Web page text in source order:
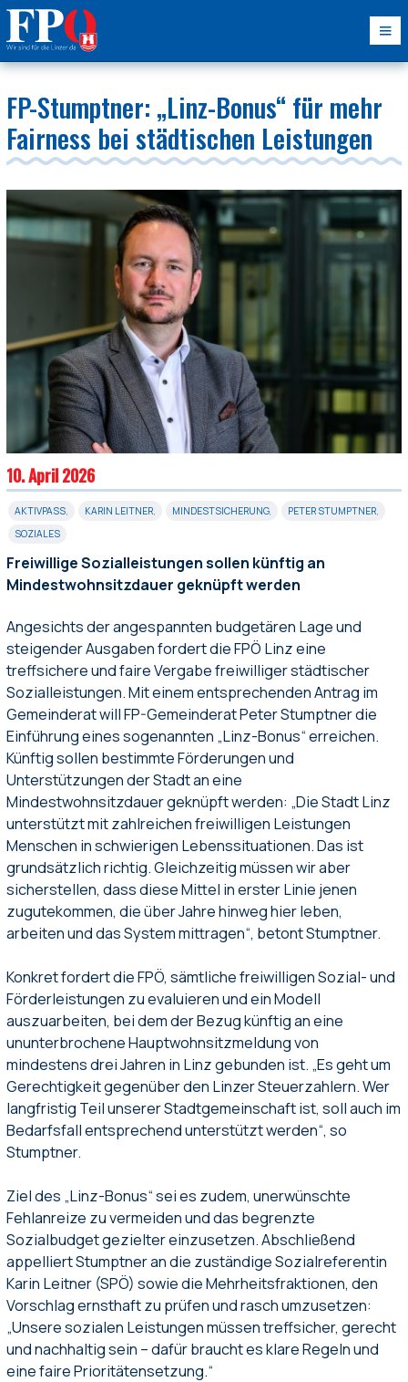
FP-Stumptner: „Linz-Bonus“ für mehr
Fairness bei städtischen Leistungen
10. April 2026
AKTIVPASS, KARIN LEITNER, MINDESTSICHERUNG, PETER STUMPTNER,
SOZIALES
Freiwillige Sozialleistungen sollen künftig an
Mindestwohnsitzdauer geknüpft werden
Angesichts der angespannten budgetären Lage und
steigender Ausgaben fordert die FPÖ Linz eine
treffsichere und faire Vergabe freiwilliger städtischer
Sozialleistungen. Mit einem entsprechenden Antrag im
Gemeinderat will FP-Gemeinderat Peter Stumptner die
Einführung eines sogenannten „Linz-Bonus“ erreichen.
Künftig sollen bestimmte Förderungen und
Unterstützungen der Stadt an eine
Mindestwohnsitzdauer geknüpft werden: „Die Stadt Linz
unterstützt mit zahlreichen freiwilligen Leistungen
Menschen in schwierigen Lebenssituationen. Das ist
grundsätzlich richtig. Gleichzeitig müssen wir aber
sicherstellen, dass diese Mittel in erster Linie jenen
zugutekommen, die über Jahre hinweg hier leben,
arbeiten und das System mittragen“, betont Stumptner.
Konkret fordert die FPÖ, sämtliche freiwilligen Sozial- und
Förderleistungen zu evaluieren und ein Modell
auszuarbeiten, bei dem der Bezug künftig an eine
ununterbrochene Hauptwohnsitzmeldung von
mindestens drei Jahren in Linz gebunden ist. „Es geht um
Gerechtigkeit gegenüber den Linzer Steuerzahlern. Wer
langfristig Teil unserer Stadtgemeinschaft ist, soll auch im
Bedarfsfall entsprechend unterstützt werden“, so
Stumptner.
Ziel des „Linz-Bonus“ sei es zudem, unerwünschte
Fehlanreize zu vermeiden und das begrenzte
Sozialbudget gezielter einzusetzen. Abschließend
appelliert Stumptner an die zuständige Sozialreferentin
Karin Leitner (SPÖ) sowie die Mehrheitsfraktionen, den
Vorschlag ernsthaft zu prüfen und rasch umzusetzen:
„Unsere sozialen Leistungen müssen treffsicher, gerecht
und nachhaltig sein – dafür braucht es klare Regeln und
eine faire Prioritätensetzung.“